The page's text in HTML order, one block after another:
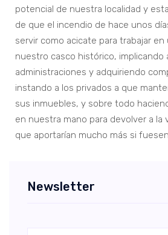
potencial de nuestra localidad y
de que el incendio de hace unos
servir como acicate para trabajar en
nuestro casco histórico, implicando
administraciones y adquiriendo
instando a los privados a que
sus inmuebles, y sobre todo
en nuestra mano para devolver a la
que aportarían mucho más si
Newsletter